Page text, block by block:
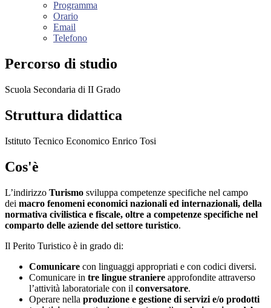
Programma
Orario
Email
Telefono
Percorso di studio
Scuola Secondaria di II Grado
Struttura didattica
Istituto Tecnico Economico Enrico Tosi
Cos'è
L’indirizzo Turismo sviluppa competenze specifiche nel campo
dei macro fenomeni economici nazionali ed internazionali, della
normativa civilistica e fiscale, oltre a competenze specifiche nel
comparto delle aziende del settore turistico.
Il Perito Turistico è in grado di:
Comunicare con linguaggi appropriati e con codici diversi.
Comunicare in tre lingue straniere approfondite attraverso
l’attività laboratoriale con il conversatore.
Operare nella produzione e gestione di servizi e/o prodotti